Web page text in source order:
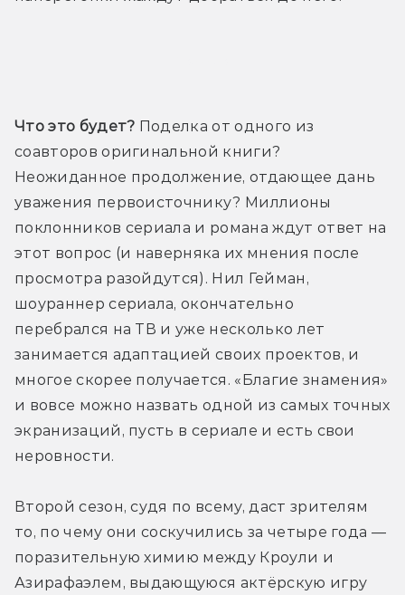
Что это будет? Поделка от одного из
соавторов оригинальной книги?
Неожиданное продолжение, отдающее дань
уважения первоисточнику? Миллионы
поклонников сериала и романа ждут ответ на
этот вопрос (и наверняка их мнения после
просмотра разойдутся). Нил Гейман,
шоураннер сериала, окончательно
перебрался на ТВ и уже несколько лет
занимается адаптацией своих проектов, и
многое скорее получается. «Благие знамения»
и вовсе можно назвать одной из самых точных
экранизаций, пусть в сериале и есть свои
неровности.
Второй сезон, судя по всему, даст зрителям
то, по чему они соскучились за четыре года —
поразительную химию между Кроули и
Азирафаэлем, выдающуюся актёрскую игру